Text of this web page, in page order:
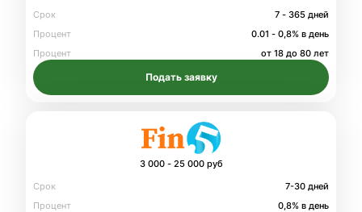
Срок
7 - 365 дней
Процент
0.01 - 0,8% в день
Процент
от 18 до 80 лет
Подать заявку
3 000 - 25 000 руб
Срок
7-30 дней
Процент
0,8% в день